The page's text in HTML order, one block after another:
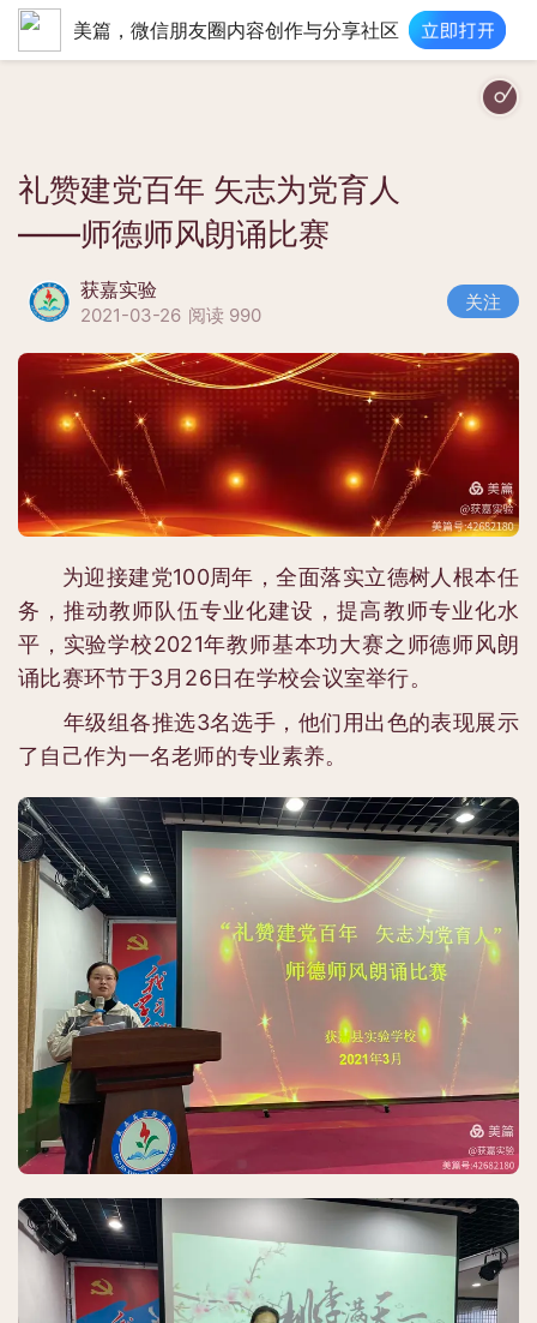
美篇，微信朋友圈内容创作与分享社区
礼赞建党百年 矢志为党育人
——师德师风朗诵比赛
获嘉实验
2021-03-26 阅读 990
关注
为迎接建党100周年，全面落实立德树人根本任
务，推动教师队伍专业化建设，提高教师专业化水
平，实验学校2021年教师基本功大赛之师德师风朗
诵比赛环节于3月26日在学校会议室举行。
年级组各推选3名选手，他们用出色的表现展示
了自己作为一名老师的专业素养。
Ed Sheeran、Kygo - I See Fire